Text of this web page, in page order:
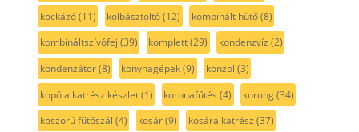
kockázó(11) kolbásztöltő(12) kombinált hűtő(8)
kombináltszívófej (39) komplett(29) kondenzvíz (2)
kondenzátor(8) konyhagépek(9) konzol (3)
kopó alkatrész készlet(1) koronafűtés (4) korong(34)
koszorú fűtőszál (4) kosár(9) kosáralkatrész (37)